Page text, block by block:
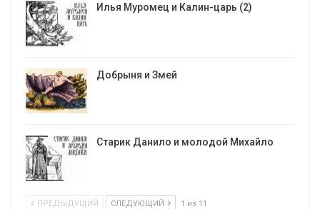
Илья Муромец и Калин-царь (2)
Добрыня и Змей
Старик Данило и молодой Михайло
ПРЕДЫДУЩИЙ СЛЕДУЮЩИЙ 1 из 11